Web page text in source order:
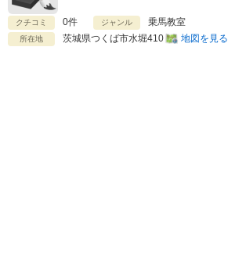
クチコミ 0件 ジャンル 乗馬教室
所在地 茨城県つくば市水堀410 地図を見る